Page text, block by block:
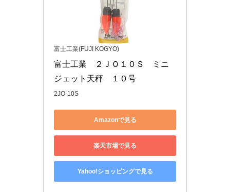
富士工業(FUJI KOGYO)
富士工業　２ＪＯ１０Ｓ　ミニ
ジェット天秤　１０号
2JO-10S
Amazonで見る
楽天市場で見る
Yahoo!ショッピングで見る